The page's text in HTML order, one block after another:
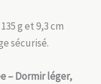
g et 9,3 cm
sécurisé.
– Dormir léger,